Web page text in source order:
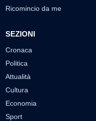
Ricomincio da me
SEZIONI
Cronaca
Politica
Attualità
Cultura
Economia
Sport